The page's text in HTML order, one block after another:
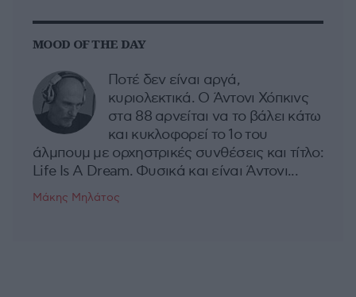
MOOD OF THE DAY
Ποτέ δεν είναι αργά,
κυριολεκτικά. Ο Άντονι Χόπκινς
στα 88 αρνείται να το βάλει κάτω
και κυκλοφορεί το 1ο του
άλμπουμ με ορχηστρικές συνθέσεις και τίτλο:
Life Is A Dream. Φυσικά και είναι Άντονι...
Μάκης Μηλάτος